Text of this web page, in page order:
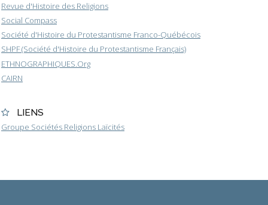
Revue d'Histoire des Religions
Social Compass
Société d'Histoire du Protestantisme Franco-Québécois
SHPF (Société d'Histoire du Protestantisme Français)
ETHNOGRAPHIQUES.Org
CAIRN
LIENS
Groupe Sociétés Religions Laïcités